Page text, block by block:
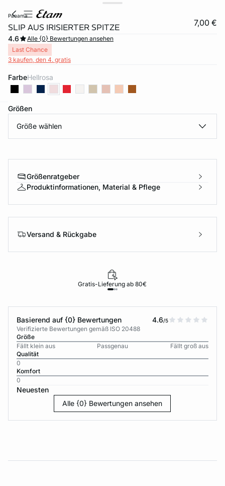
panama
SLIP AUS IRISIERTER SPITZE 7,00 €
4.6
Alle {0} Bewertungen ansehen
Last Chance
3 kaufen, den 4. gratis
Farbe hellrosa
Größen
Größe wählen
Größenratgeber
Produktinformationen, Material & Pflege
Versand & Rückgabe
Gratis-Lieferung ab 80€
Basierend auf {0} Bewertungen 4.6/5
Verifizierte Bewertungen gemäß ISO 20488
Größe
Fällt klein aus
Passgenau
Fällt groß aus
Qualität
0
Komfort
0
Neuesten
Alle {0} Bewertungen ansehen